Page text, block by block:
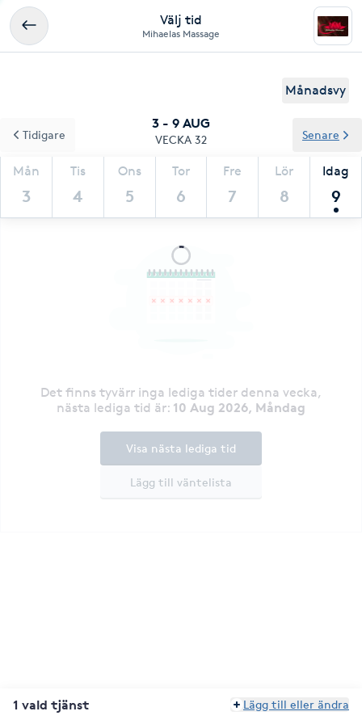
Välj tid
Mihaelas Massage
Månadsvy
3 - 9 AUG
VECKA 32
Mån
3
Tis
4
Ons
5
Tor
6
Fre
7
Lör
8
Idag
9
Tidigare Senare
Det finns tyvärr inga lediga tider denna vecka,
nästa lediga tid är: 10 Aug 2026, Måndag
Lägg till väntelista
Visa nästa lediga tid
1 vald tjänst Lägg till eller ändra